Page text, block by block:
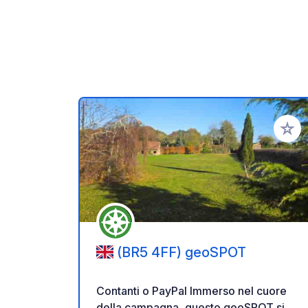
(BR5 4FF) geoSPOT
Contanti o PayPal Immerso nel cuore